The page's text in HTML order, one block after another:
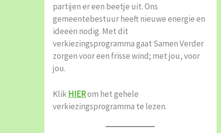
partijen er een beetje uit. Ons
gemeentebestuur heeft nieuwe energie en
ideeën nodig. Met dit
verkiezingsprogramma gaat Samen Verder
zorgen voor een frisse wind; met jou, voor
jou.
KlikHIERom het gehele
verkiezingsprogramma te lezen.